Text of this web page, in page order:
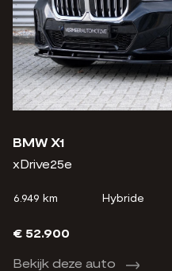
BMW X1
xDrive25e
6.949 km Hybride
€ 52.900
Bekijk deze auto